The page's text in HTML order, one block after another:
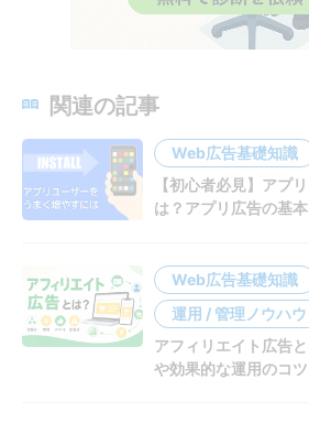
関連の記事
Web広告基礎知識
【初心者必見】アプ
は？アプリ広告の基
Web広告基礎知識
運用 / 管理ノウハウ
アフィリエイト広告
や効果的な運用のコツ